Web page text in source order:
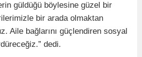
güldüğü böylesine güzel bir
bir arada olmaktan
Aile bağlarını güçlendiren sosyal
dedi.